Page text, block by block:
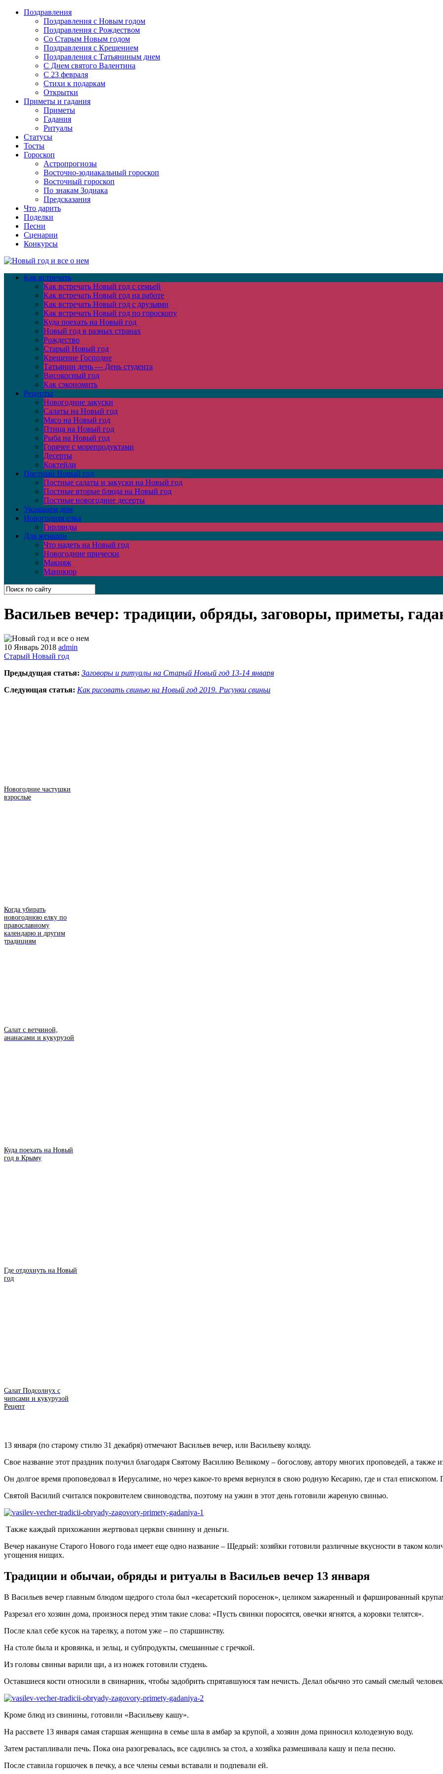
Поздравления
Поздравления с Новым годом
Поздравления с Рождеством
Со Старым Новым годом
Поздравления с Крещением
Поздравления с Татьяниным днем
С Днем святого Валентина
C 23 февраля
Стихи к подаркам
Открытки
Приметы и гадания
Приметы
Гадания
Ритуалы
Статусы
Тосты
Гороскоп
Астропрогнозы
Восточно-зодиакальный гороскоп
Восточный гороскоп
По знакам Зодиака
Предсказания
Что дарить
Поделки
Песни
Сценарии
Конкурсы
Как встречать
Как встречать Новый год с семьей
Как встречать Новый год на работе
Как встречать Новый год с друзьями
Как встречать Новый год по гороскопу
Куда поехать на Новый год
Новый год в разных странах
Рождество
Старый Новый год
Крещение Господне
Татьянин день — День студента
Високосный год
Как сэкономить
Рецепты
Новогодние закуски
Салаты на Новый год
Мясо на Новый год
Птица на Новый год
Рыба на Новый год
Горячее с морепродуктами
Десерты
Коктейли
Постный Новый год
Постные салаты и закуски на Новый год
Постные вторые блюда на Новый год
Постные новогодние десерты
Украшаем дом
Новогодняя елка
Гирлянды
Для женщин
Что надеть на Новый год
Новогодние прически
Макияж
Маникюр
Васильев вечер: традиции, обряды, заговоры, приметы,
10 Январь 2018 admin
Старый Новый год
Предыдущая статья: Заговоры и ритуалы на Старый Новый год 13-14 января
Следующая статья: Как рисовать свинью на Новый год 2019. Рисунки свиньи
Новогодние частушки
взрослые
Когда убирать
новогоднюю елку по
православному
календарю и другим
традициям
Салат с ветчиной,
ананасами и кукурузой
Куда поехать на Новый
год в Крыму
Где отдохнуть на Новый
год
Салат Подсолнух с
чипсами и кукурузой
Рецепт
13 января (по старому стилю 31 декабря) отмечают Васильев вечер, или Васильеву коляду.
Свое название этот праздник получил благодаря Святому Василию Великому – богослову, автору многих проповедей, а также
Он долгое время проповедовал в Иерусалиме, но через какое-то время вернулся в свою родную Кесарию, где и стал епископом.
Святой Василий считался покровителем свиноводства, поэтому на ужин в этот день готовили жареную свинью.
Также каждый прихожанин жертвовал церкви свинину и деньги.
Вечер накануне Старого Нового года имеет еще одно название – Щедрый: хозяйки готовили различные вкусности в таком
угощения нищих.
Традиции и обычаи, обряды и ритуалы в Васильев вечер 13 января
В Васильев вечер главным блюдом щедрого стола был «кесаретский поросенок», целиком зажаренный и фаршированный
Разрезал его хозяин дома, произнося перед этим такие слова: «Пусть свинки поросятся, овечки ягнятся, а коровки телятся».
После клал себе кусок на тарелку, а потом уже – по старшинству.
На столе была и кровянка, и зельц, и субпродукты, смешанные с гречкой.
Из головы свиньи варили щи, а из ножек готовили студень.
Оставшиеся кости относили в свинарник, чтобы задобрить спрятавшуюся там нечисть. Делал обычно это самый смелый
Кроме блюд из свинины, готовили «Васильеву кашу».
На рассвете 13 января самая старшая женщина в семье шла в амбар за крупой, а хозяин дома приносил колодезную воду.
Затем растапливали печь. Пока она разогревалась, все садились за стол, а хозяйка размешивала кашу и пела песню.
После ставила горшочек в печку, а все члены семьи вставали и подпевали ей.